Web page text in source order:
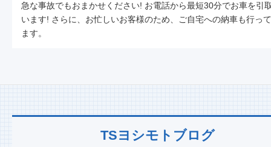
急な事故でもおまかせください! お電話から最短30分でお車を引
います! さらに、お忙しいお客様のため、ご自宅への納車も行っ
ます。
TSヨシモトブログ